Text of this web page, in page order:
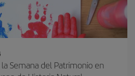
Semana del Patrimonio en